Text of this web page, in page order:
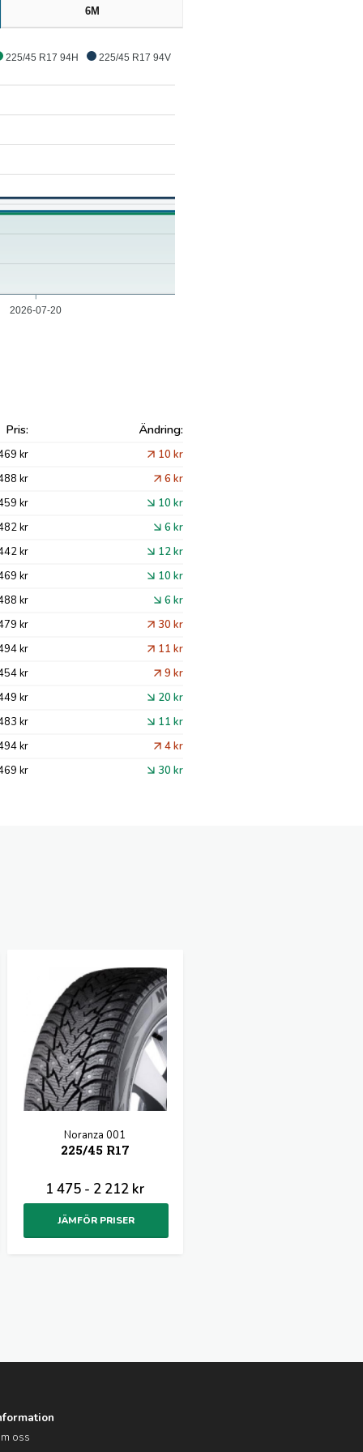
6M
225/45 R17 94H 225/45 R17 94V
2026-07-20
Pris: Ändring:
kr
10 kr
kr
6 kr
kr
10 kr
kr
6 kr
kr
12 kr
kr
10 kr
kr
6 kr
kr
30 kr
kr
11 kr
kr
9 kr
kr
20 kr
kr
11 kr
kr
4 kr
kr
30 kr
Noranza 001
225/45 R17
1 475 - 2 212 kr
JÄMFÖR PRISER
oss